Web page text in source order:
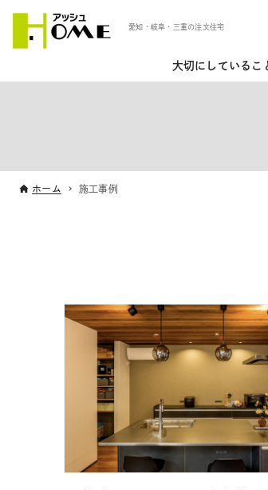
愛知・岐阜・三重の注文住宅
大切にしているこ
ホーム 施工事例